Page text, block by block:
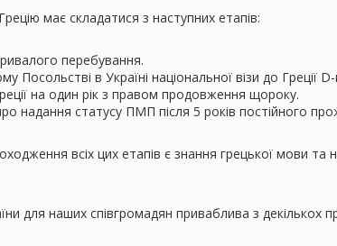
має складатися з наступних етапів:
перебування.
Посольстві в Україні національної візи до Греції D-
на один рік з правом продовження щороку.
надання статусу ПМП після 5 років постійного
всіх цих етапів є знання грецької мови та
для наших співгромадян приваблива з декількох